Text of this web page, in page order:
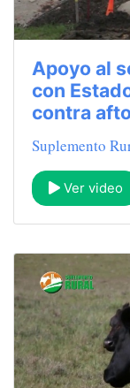
Apoyo al
con
contra
Suplemento
Ver video